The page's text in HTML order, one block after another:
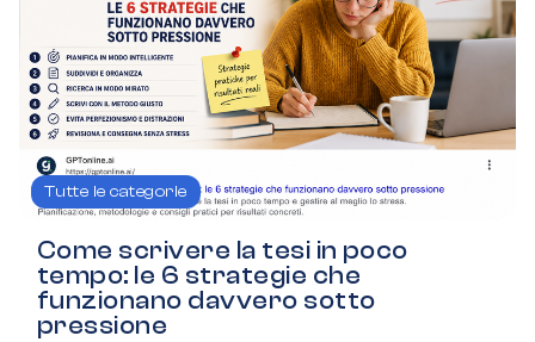
Tutte le categorie
Come scrivere la tesi in poco
tempo: le 6 strategie che
funzionano davvero sotto
pressione